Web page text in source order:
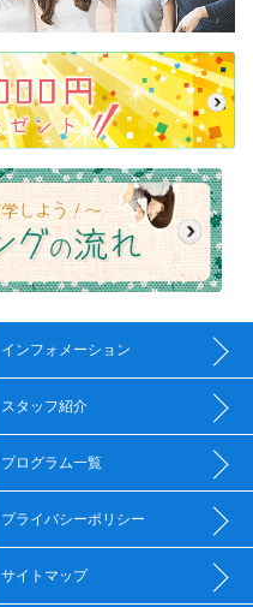
インフォメーション
スタッフ紹介
プログラム一覧
プライバシーポリシー
サイトマップ